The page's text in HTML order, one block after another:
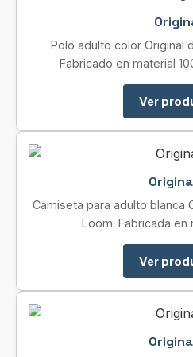
Polo adulto color Original
Fabricado en material
Ver
Camiseta para adulto blanca
Loom. Fabricada en
Ver